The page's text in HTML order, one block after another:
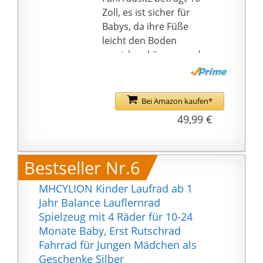
Lager im Inneren. Also
rutscht es lautlos
herum. Und keine
Schäden an Ihren
FAHREN: Das
Lauflernrad ist das
für das Kleinkind, um
das Gehen und Reiten
zu lernen. Es hilft, das
Gleichgewicht, die
Steuerung und die
Koordination von Babys
in einem frühen Alter zu
entwickeln und
Zoll, es ist sicher für
Babys, da ihre Füße
leicht den Boden
erreichen können und
Fahrerlebnis genießen
kann.
GLEICHGEWICHTS-
Altersempfehlung für
12-24 Monate Baby als
Kinderspielzeug. Durch
das Erlernen von
Reitfähigkeiten kann es
das Gleichgewicht und
die Koordination Ihres
Babys trainieren. Wenn
Bei Amazon kaufen*
49,99 €
Bestseller Nr.6
MHCYLION Kinder Laufrad ab 1
Jahr Balance Lauflernrad
Spielzeug mit 4 Räder für 10-24
Monate Baby, Erst Rutschrad
Fahrrad für Jungen Mädchen als
Geschenke Silber